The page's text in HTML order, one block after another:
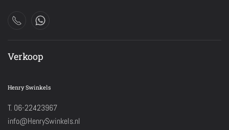
Verkoop
Henry Swinkels
T. 06-22423967
info@HenrySwinkels.nl